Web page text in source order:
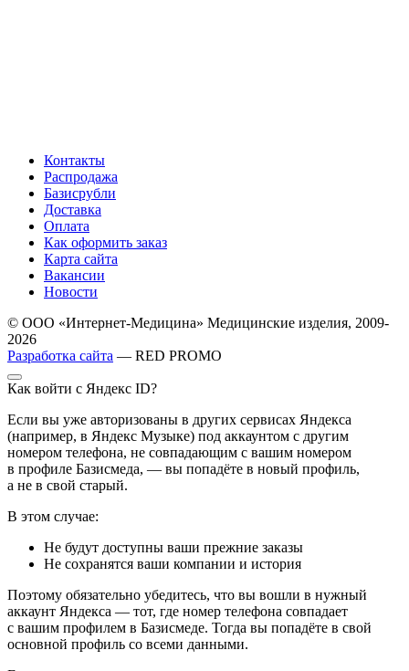
Контакты
Распродажа
Базисрубли
Доставка
Оплата
Как оформить заказ
Карта сайта
Вакансии
Новости
© ООО «Интернет-Медицина» Медицинские изделия, 2009-
2026
Разработка сайта — RED PROMO
Как войти с Яндекс ID?
Если вы уже авторизованы в других сервисах Яндекса
(например, в Яндекс Музыке) под аккаунтом с другим
номером телефона, не совпадающим с вашим номером
в профиле Базисмеда, — вы попадёте в новый профиль,
а не в свой старый.
В этом случае:
Не будут доступны ваши прежние заказы
Не сохранятся ваши компании и история
Поэтому обязательно убедитесь, что вы вошли в нужный
аккаунт Яндекса — тот, где номер телефона совпадает
с вашим профилем в Базисмеде. Тогда вы попадёте в свой
основной профиль со всеми данными.